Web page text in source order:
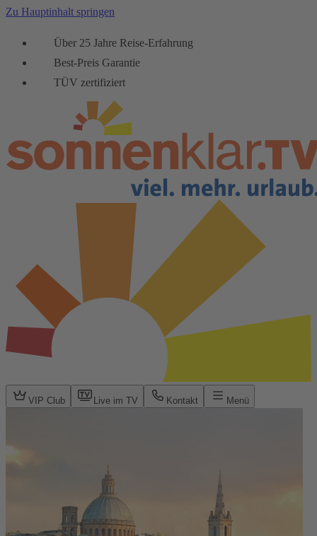
Zu Hauptinhalt springen
Über 25 Jahre Reise-Erfahrung
Best-Preis Garantie
TÜV zertifiziert
VIP Club Live im TV Kontakt Menü